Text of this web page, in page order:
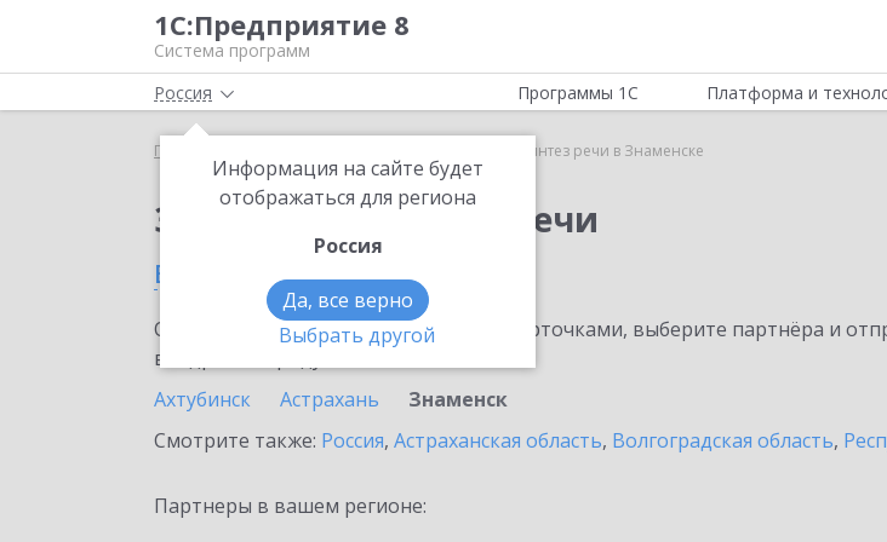
1С:Предприятие 8
Система программ
Россия
Информация на сайте будет
отображаться для региона
Россия
Да, все верно
Выбрать другой
Программы 1С Платформа и
Главная 1С:Синтез речи в Знаменске
Заказать 1С:Синтез речи
в Знаменске
Ознакомьтесь с информационными карточками, выберите партнёра и
внедрение продукта.
Ахтубинск
Астрахань
Знаменск
Смотрите также: Россия, Астраханская область, Волгоградская область,
Партнеры в вашем регионе: